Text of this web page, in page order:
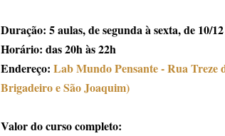
Duração: 5 aulas, de segunda à sexta, de 10/
Horário: das 20h às 22h
Endereço: Lab Mundo Pensante - Rua Treze
Brigadeiro e São Joaquim)
Valor do curso completo: